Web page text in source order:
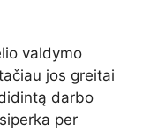
valdymo
jos greitai
darbo
per